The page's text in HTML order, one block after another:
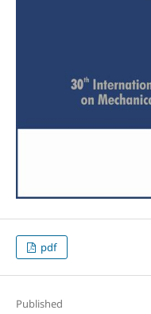
pdf
Published